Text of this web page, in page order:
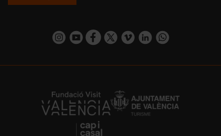
https://www.instagram.com/visit_valencia/
https://www.youtube.com/user/
https://www.facebook.com/
https://twitter.com/
https://vimeo.com/
https://www.linkedin.com/company/turismo-valencia/https://api.whatsapp.com/send/
https://fundacion.visitvalencia.com/